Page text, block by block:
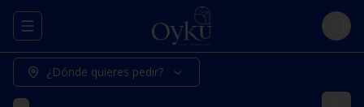
Abrir menu de navegación Login
¿Dónde quieres pedir?